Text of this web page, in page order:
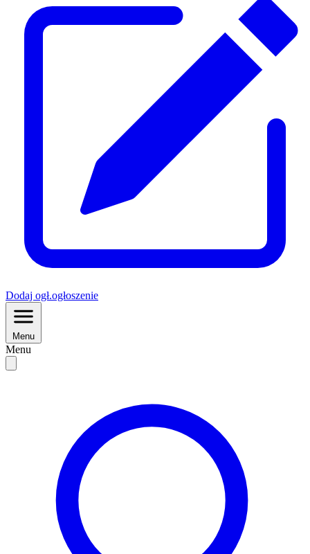
Dodaj ogł.ogłoszenie
Menu
Menu